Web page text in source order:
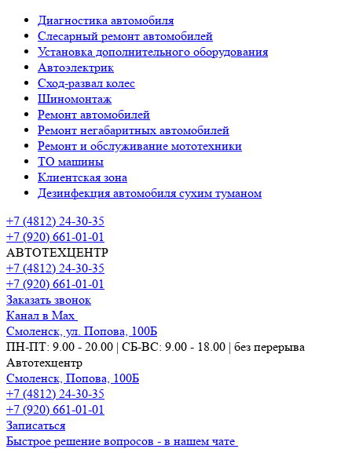
Диагностика автомобиля
Слесарный ремонт автомобилей
Установка дополнительного оборудования
Автоэлектрик
Сход-развал колес
Шиномонтаж
Ремонт автомобилей
Ремонт негабаритных автомобилей
Ремонт и обслуживание мототехники
ТО машины
Клиентская зона
Дезинфекция автомобиля сухим туманом
+7 (4812) 24-30-35
+7 (920) 661-01-01
АВТОТЕХЦЕНТР
+7 (4812) 24-30-35
+7 (920) 661-01-01
Заказать звонок
Канал в Max
Смоленск, ул. Попова, 100Б
ПН-ПТ: 9.00 - 20.00 | СБ-ВС: 9.00 - 18.00 | без перерыва
Автотехцентр
Смоленск, Попова, 100Б
+7 (4812) 24-30-35
+7 (920) 661-01-01
Записаться
Быстрое решение вопросов - в нашем чате